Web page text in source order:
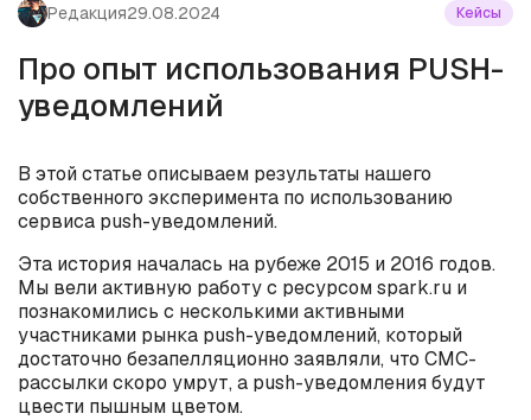
Редакция29.08.2024 Кейсы
Про опыт использования PUSH-
уведомлений
В этой статье описываем результаты нашего
собственного эксперимента по использованию
сервиса push-уведомлений.
Эта история началась на рубеже 2015 и 2016 годов.
Мы вели активную работу с ресурсом spark.ru и
познакомились с несколькими активными
участниками рынка push-уведомлений, который
достаточно безапелляционно заявляли, что СМС-
рассылки скоро умрут, а push-уведомления будут
цвести пышным цветом.